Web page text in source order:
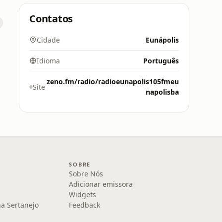
Contatos
Cidade Eunápolis
Idioma Português
Site
zeno.fm/radio/radioeunapolis105fmeu
napolisba
Sertanejo
SOBRE
Sobre Nós
Adicionar emissora
Widgets
Feedback